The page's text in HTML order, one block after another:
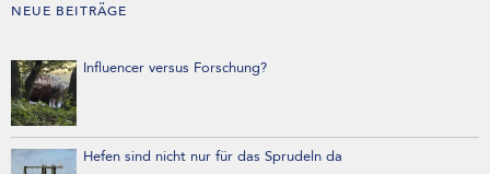
NEUE BEITRÄGE
Influencer versus Forschung?
Hefen sind nicht nur für das Sprudeln da